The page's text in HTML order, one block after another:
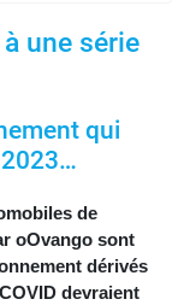
une série
qui
2023…
de
oOvango sont
dérivés
devraient